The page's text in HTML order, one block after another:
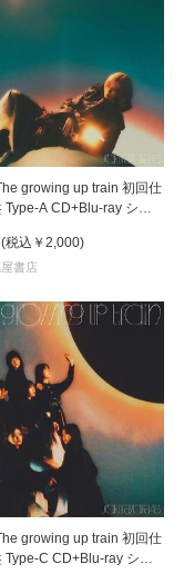
growing up train 初回仕
Type-A CD+Blu-ray シン
(税込 ￥2,000)
書店
growing up train 初回仕
Type-C CD+Blu-ray シン